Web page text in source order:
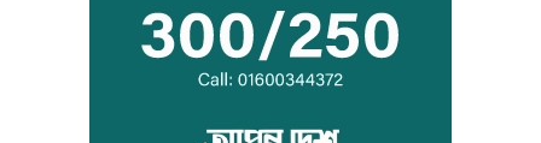
ব্রিজের নিচে মিলল নারীর খণ্ডিত মরদেহ